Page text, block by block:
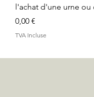
l'achat d'une urne
Prix
0,00 €
TVA Incluse